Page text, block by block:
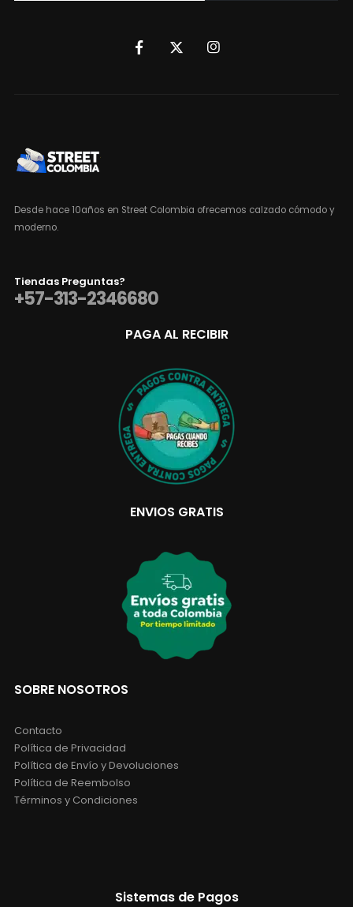
Desde hace 10años en Street Colombia ofrecemos calzado cómodo y
moderno.
Tiendas Preguntas?
+57-313-2346680
PAGA AL RECIBIR
ENVIOS GRATIS
SOBRE NOSOTROS
Contacto
Política de Privacidad
Política de Envío y Devoluciones
Política de Reembolso
Términos y Condiciones
Sistemas de Pagos